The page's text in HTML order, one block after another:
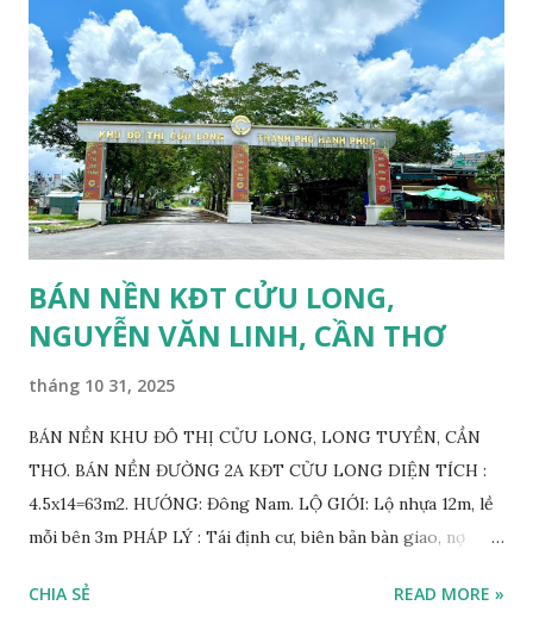
BÁN NỀN KĐT CỬU LONG,
NGUYỄN VĂN LINH, CẦN THƠ
tháng 10 31, 2025
BÁN NỀN KHU ĐÔ THỊ CỬU LONG, LONG TUYỀN, CẦN
THƠ. BÁN NỀN ĐƯỜNG 2A KĐT CỬU LONG DIỆN TÍCH :
4.5x14=63m2. HƯỚNG: Đông Nam. LỘ GIỚI: Lộ nhựa 12m, lề
mỗi bên 3m PHÁP LÝ : Tái định cư, biên bản bàn giao, nợ
thông đường Làng Hoa, đường Trần Bạch Đằng, KDC 12ha8,
CHIA SẺ READ MORE »